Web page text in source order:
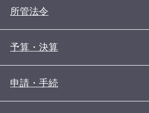
所管法令
予算・決算
申請・手続